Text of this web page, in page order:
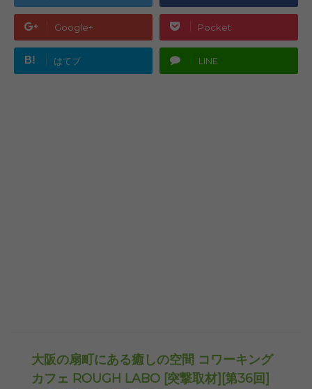
Google+ Pocket
B! はてブ LINE
大阪の扇町にある癒しの空間 コワーキング
カフェ ROUGH LABO [突撃取材][第36回]